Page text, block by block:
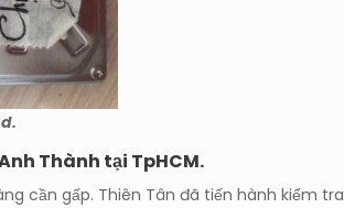
Thành tại TpHCM.
cần gấp. Thiên Tân đã tiến hành kiểm tra